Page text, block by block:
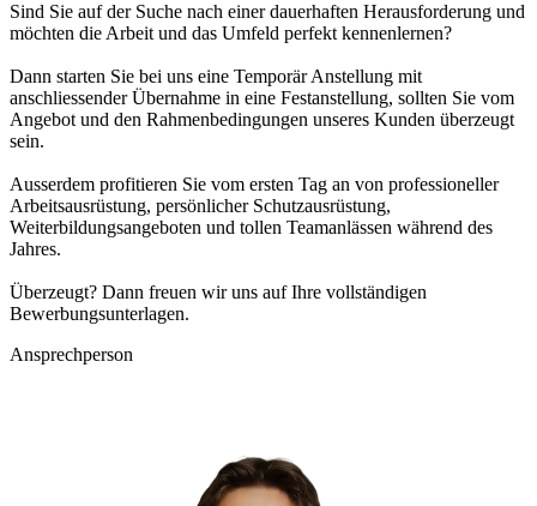
Sind Sie auf der Suche nach einer dauerhaften Herausforderung und
möchten die Arbeit und das Umfeld perfekt kennenlernen?
Dann starten Sie bei uns eine Temporär Anstellung mit
anschliessender Übernahme in eine Festanstellung, sollten Sie vom
Angebot und den Rahmenbedingungen unseres Kunden überzeugt
sein.
Ausserdem profitieren Sie vom ersten Tag an von professioneller
Arbeitsausrüstung, persönlicher Schutzausrüstung,
Weiterbildungsangeboten und tollen Teamanlässen während des
Jahres.
Überzeugt? Dann freuen wir uns auf Ihre vollständigen
Bewerbungsunterlagen.
Ansprechperson